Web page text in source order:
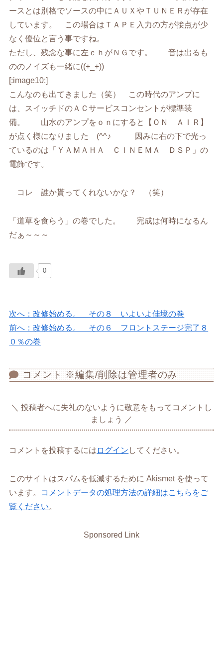
ースとは別格でソースの中にＡＵＸやＴＵＮＥＲが存在
しています。 この場合はＴＡＰＥ入力の方が接点が少
なく優位と言う事ですね。
ただし、残念な事に左ｃｈがＮＧです。 音は出るも
ののノイズも一緒に((+_+))
[:image10:]
こんなのも出てきました（笑） この時代のアンプに
は、スイッチドのＡＣサービスコンセントが標準装
備。 山水のアンプをｏｎにすると【ＯＮ ＡＩＲ】
が点く様になりました (^^♪ 因みに右の下で光っ
ているのは「ＹＡＭＡＨＡ ＣＩＮＥＭＡ ＤＳＰ」の
電飾です。
コレ 誰か貰ってくれないかな？ （笑）
「道草を食らう」の巻でした。 完成は何時になるん
だぁ～～～
0
次へ：改修始める。 その８ いよいよ佳境の巻
前へ：改修始める。 その６ フロントステージ完了８
０％の巻
コメント ※編集/削除は管理者のみ
投稿者へに失礼のないように敬意をもってコメントし
ましょう
コメントを投稿するには ログイン してください。
このサイトはスパムを低減するために Akismet を使って
います。
コメントデータの処理方法の詳細はこちらをご
覧ください。
Sponsored Link